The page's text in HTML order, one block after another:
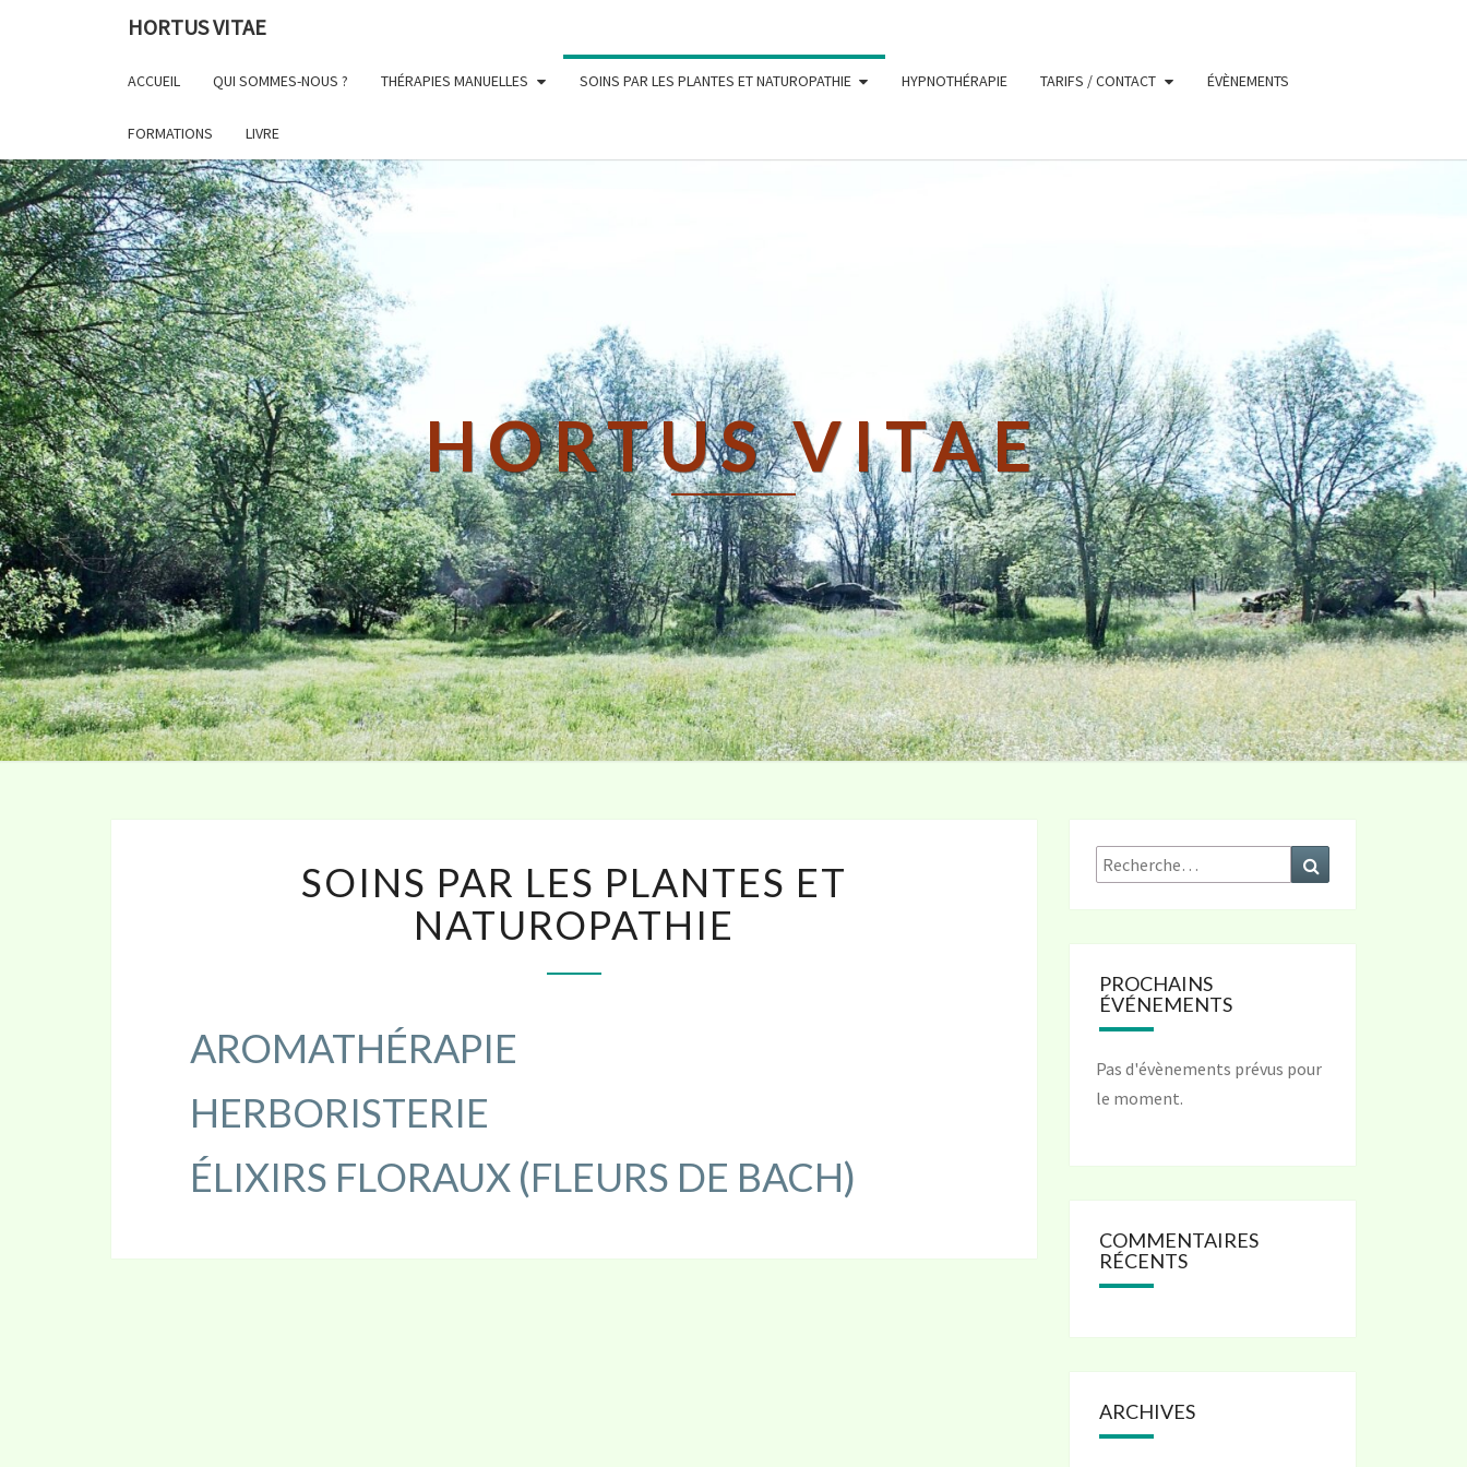
HORTUS VITAE
ACCUEIL QUI SOMMES-NOUS ? THÉRAPIES MANUELLES SOINS PAR LES PLANTES ET NATUROPATHIE HYPNOTHÉRAPIE TARIFS / CONTACT ÉVÈNEMENTS
FORMATIONS LIVRE
HORTUS VITAE
PAR
LES
PLANTES
SOINS PAR LES PLANTES ET
NATUROPATHIE
AROMATHÉRAPIE
HERBORISTERIE
ÉLIXIRS FLORAUX (FLEURS DE BACH)
Rechercher :
PROCHAINS
ÉVÉNEMENTS
Pas d'évènements prévus pour
le moment.
COMMENTAIRES
RÉCENTS
ARCHIVES